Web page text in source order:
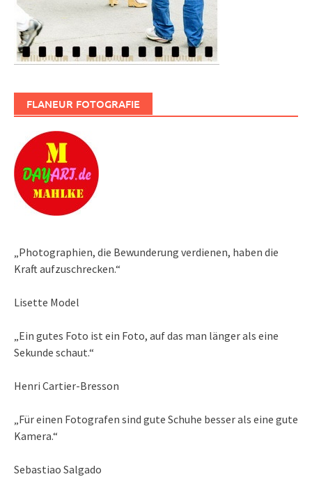
FLANEUR FOTOGRAFIE
„Photographien, die Bewunderung verdienen, haben die
Kraft aufzuschrecken.“
Lisette Model
„Ein gutes Foto ist ein Foto, auf das man länger als eine
Sekunde schaut.“
Henri Cartier-Bresson
„Für einen Fotografen sind gute Schuhe besser als eine gute
Kamera.“
Sebastiao Salgado